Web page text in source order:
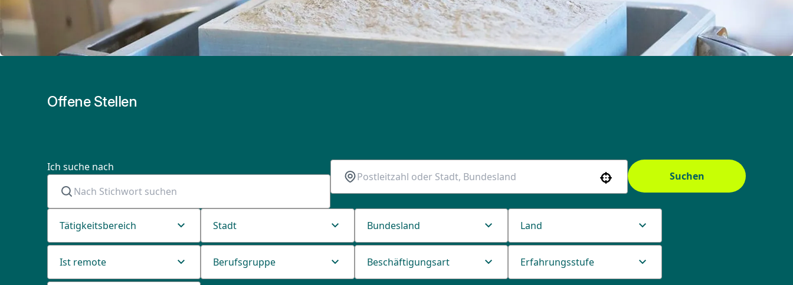
Offene Stellen
Ich suche nach
Suchen
Tätigkeitsbereich Stadt Bundesland Land
Ist remote Berufsgruppe Beschäftigungsart Erfahrungsstufe